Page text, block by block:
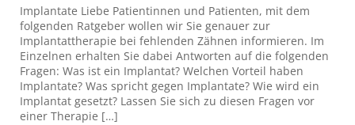
Implantate Liebe Patientinnen und Patienten, mit dem
folgenden Ratgeber wollen wir Sie genauer zur
Implantattherapie bei fehlenden Zähnen informieren. Im
Einzelnen erhalten Sie dabei Antworten auf die folgenden
Fragen: Was ist ein Implantat? Welchen Vorteil haben
Implantate? Was spricht gegen Implantate? Wie wird ein
Implantat gesetzt? Lassen Sie sich zu diesen Fragen vor
einer Therapie […]